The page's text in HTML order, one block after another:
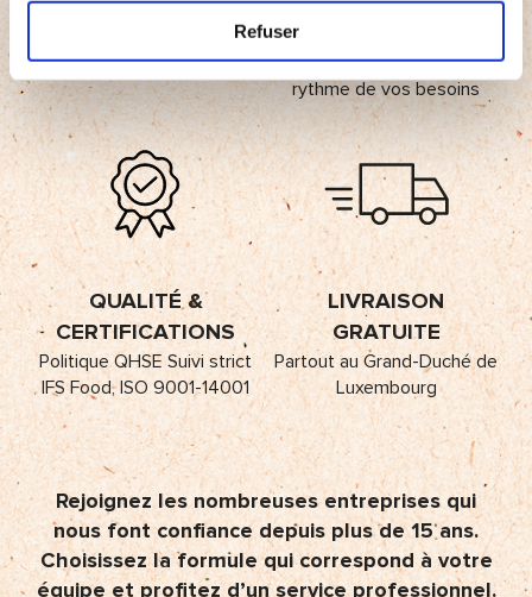
Refuser
Sans engagement au
rythme de vos besoins
QUALITÉ &
CERTIFICATIONS
Politique QHSE Suivi strict
IFS Food, ISO 9001-14001
LIVRAISON
GRATUITE
Partout au Grand-Duché de
Luxembourg
Rejoignez les nombreuses entreprises qui
nous font confiance depuis plus de 15 ans.
Choisissez la formule qui correspond à votre
équipe et profitez d’un service professionnel.